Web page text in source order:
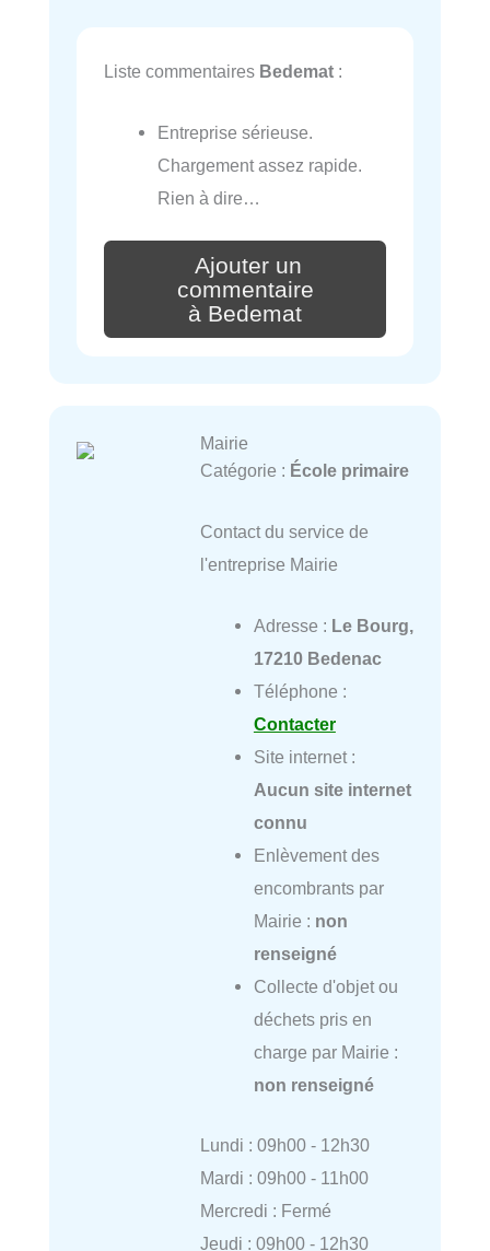
Liste commentaires Bedemat :
Entreprise sérieuse.
Chargement assez rapide.
Rien à dire…
Ajouter un
commentaire
à Bedemat
Mairie
Catégorie : École primaire
Contact du service de
l'entreprise Mairie
Adresse : Le Bourg,
17210 Bedenac
Téléphone :
Contacter
Site internet :
Aucun site internet
connu
Enlèvement des
encombrants par
Mairie : non
renseigné
Collecte d'objet ou
déchets pris en
charge par Mairie :
non renseigné
Lundi : 09h00 - 12h30
Mardi : 09h00 - 11h00
Mercredi : Fermé
Jeudi : 09h00 - 12h30